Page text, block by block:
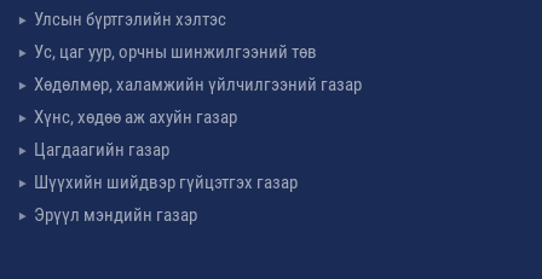
Улсын бүртгэлийн хэлтэс
Ус, цаг уур, орчны шинжилгээний төв
Хөдөлмөр, халамжийн үйлчилгээний газар
Хүнс, хөдөө аж ахуйн газар
Цагдаагийн газар
Шүүхийн шийдвэр гүйцэтгэх газар
Эрүүл мэндийн газар